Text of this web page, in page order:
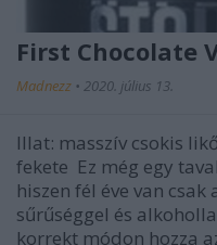
First Chocolate
Madnezz • 2020. július 13.
Illat: masszív csokis
fekete Ez még egy
hiszen fél éve van
sűrűséggel és
korrekt módon hozza